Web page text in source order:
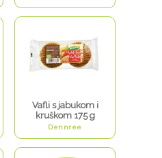
Vafli s jabukom i
kruškom 175 g
Dennree